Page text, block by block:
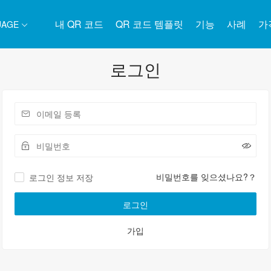
내 QR 코드 QR 코드 템플릿 기능 사례 가
로그인
로그인 정보 저장 비밀번호를 잊으셨나요?？
로그인
가입